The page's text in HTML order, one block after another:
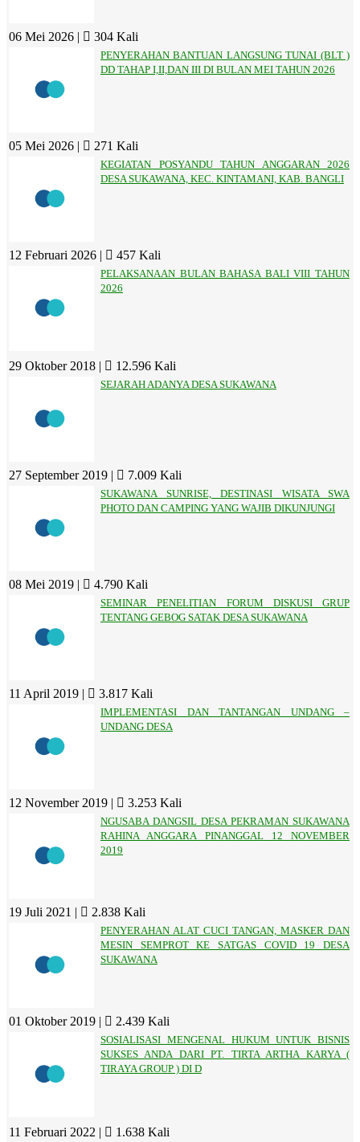
06 Mei 2026 | 304 Kali
PENYERAHAN BANTUAN LANGSUNG TUNAI (BLT )
DD TAHAP I,II,DAN III DI BULAN MEI TAHUN 2026
05 Mei 2026 | 271 Kali
KEGIATAN POSYANDU TAHUN ANGGARAN 2026
DESA SUKAWANA, KEC. KINTAMANI, KAB. BANGLI
12 Februari 2026 | 457 Kali
PELAKSANAAN BULAN BAHASA BALI VIII TAHUN
2026
29 Oktober 2018 | 12.596 Kali
SEJARAH ADANYA DESA SUKAWANA
27 September 2019 | 7.009 Kali
SUKAWANA SUNRISE, DESTINASI WISATA SWA
PHOTO DAN CAMPING YANG WAJIB DIKUNJUNGI
08 Mei 2019 | 4.790 Kali
SEMINAR PENELITIAN FORUM DISKUSI GRUP
TENTANG GEBOG SATAK DESA SUKAWANA
11 April 2019 | 3.817 Kali
IMPLEMENTASI DAN TANTANGAN UNDANG –
UNDANG DESA
12 November 2019 | 3.253 Kali
NGUSABA DANGSIL DESA PEKRAMAN SUKAWANA
RAHINA ANGGARA PINANGGAL 12 NOVEMBER
2019
19 Juli 2021 | 2.838 Kali
PENYERAHAN ALAT CUCI TANGAN, MASKER DAN
MESIN SEMPROT KE SATGAS COVID 19 DESA
SUKAWANA
01 Oktober 2019 | 2.439 Kali
SOSIALISASI MENGENAL HUKUM UNTUK BISNIS
SUKSES ANDA DARI PT. TIRTA ARTHA KARYA (
TIRAYA GROUP ) DI D
11 Februari 2022 | 1.638 Kali